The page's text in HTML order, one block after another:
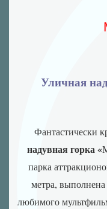
Уличная
Фантастически
надувная горка«
парка
метра,
любимого
Надувні
роботи
розробки
атракціони